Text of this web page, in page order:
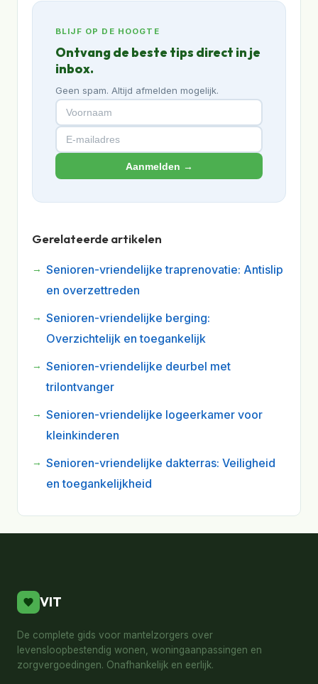
BLIJF OP DE HOOGTE
Ontvang de beste tips direct in je
inbox.
Geen spam. Altijd afmelden mogelijk.
Aanmelden →
Gerelateerde artikelen
Senioren-vriendelijke traprenovatie: Antislip
en overzettreden
Senioren-vriendelijke berging:
Overzichtelijk en toegankelijk
Senioren-vriendelijke deurbel met
trilontvanger
Senioren-vriendelijke logeerkamer voor
kleinkinderen
Senioren-vriendelijke dakterras: Veiligheid
en toegankelijkheid
VIT
De complete gids voor mantelzorgers over
levensloopbestendig wonen, woningaanpassingen en
zorgvergoedingen. Onafhankelijk en eerlijk.